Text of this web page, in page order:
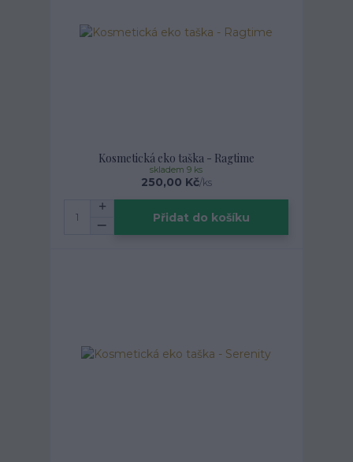
Kosmetická eko taška - Ragtime
250,00 Kč/ks
skladem 9 ks
Přidat do košíku